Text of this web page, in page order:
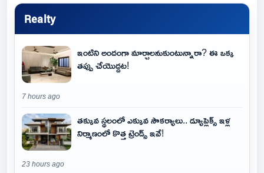
Realty
ఇంటిని అందంగా మార్చాలనుకుంటున్నారా? ఈ ఒక్క
తప్పు చేయొద్దట!
7 hours ago
తక్కువ స్థలంలో ఎక్కువ సౌకర్యాలు.. డ్యూప్లెక్స్ ఇళ్ల
నిర్మాణంలో కొత్త ట్రెండ్స్ ఇవే!
23 hours ago